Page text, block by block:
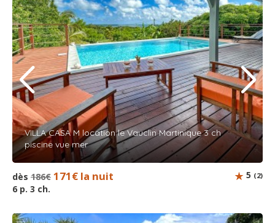
VILLA CASA M location le Vauclin Martinique 3 ch
piscine vue mer
dès 186€ 171€ la nuit
6 p. 3 ch.
5 (2)